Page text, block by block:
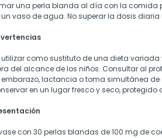
una perla blanda al día con la comida
un vaso de agua. No superar la dosis
utilizar como sustituto de una dieta variada
del alcance de los niños. Consultar al
embarazo, lactancia o toma simultánea
en un lugar fresco y seco, protegido
con 30 perlas blandas de 100 mg de